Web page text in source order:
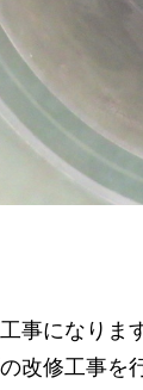
事になりま
改修工事を